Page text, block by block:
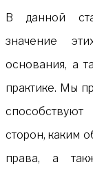
В данной
значение
основания, а
практике. Мы
сторон, каким
права, а